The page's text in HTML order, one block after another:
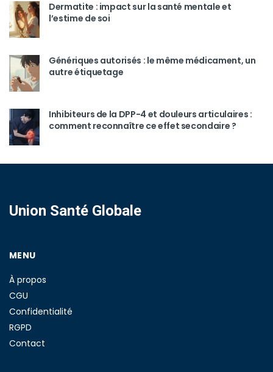
Dermatite : impact sur la santé mentale et
l’estime de soi
Génériques autorisés : le même médicament, un
autre étiquetage
Inhibiteurs de la DPP-4 et douleurs articulaires :
comment reconnaître ce effet secondaire ?
Union Santé Globale
MENU
À propos
CGU
Confidentialité
RGPD
Contact